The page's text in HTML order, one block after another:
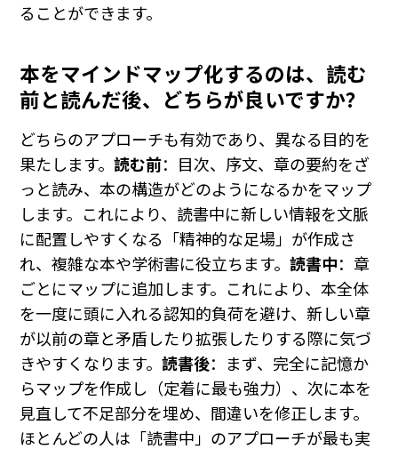
ることができます。
本をマインドマップ化するのは、読む
前と読んだ後、どちらが良いですか？
どちらのアプローチも有効であり、異なる目的を
果たします。 読む前：目次、序文、章の要約をざ
っと読み、本の構造がどのようになるかをマップ
します。これにより、読書中に新しい情報を文脈
に配置しやすくなる「精神的な足場」が作成さ
れ、複雑な本や学術書に役立ちます。 読書中：章
ごとにマップに追加します。これにより、本全体
を一度に頭に入れる認知的負荷を避け、新しい章
が以前の章と矛盾したり拡張したりする際に気づ
きやすくなります。 読書後：まず、完全に記憶か
らマップを作成し（定着に最も強力）、次に本を
見直して不足部分を埋め、間違いを修正します。
ほとんどの人は「読書中」のアプローチが最も実